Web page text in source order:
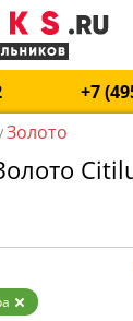
+7
/Золото